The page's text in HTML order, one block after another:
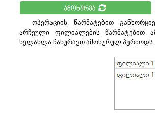
ოპერაციის წარმატებით
არჩეული ფილიალების წარმატებით
ხელახლა ჩახურავთ ამოხურულ პერიოდს.